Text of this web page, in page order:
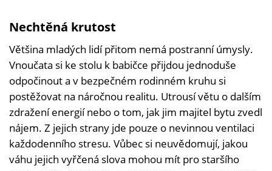
Nechtěná krutost
Většina mladých lidí přitom nemá postranní úmysly.
Vnoučata si ke stolu k babičce přijdou jednoduše
odpočinout a v bezpečném rodinném kruhu si
postěžovat na náročnou realitu. Utrousí větu o dalším
zdražení energií nebo o tom, jak jim majitel bytu zvedl
nájem. Z jejich strany jde pouze o nevinnou ventilaci
každodenního stresu. Vůbec si neuvědomují, jakou
váhu jejich vyřčená slova mohou mít pro staršího